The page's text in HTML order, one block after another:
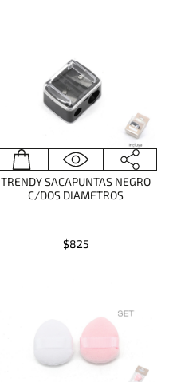
TRENDY SACAPUNTAS NEGRO
C/DOS DIAMETROS
$825